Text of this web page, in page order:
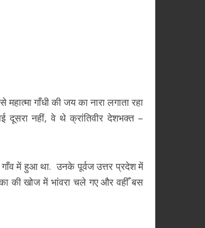
गाँधी की जय का नारा लगाता रहा
नहीं, वे थे क्रांतिवीर देशभक्त –
में हुआ था. उनके पूर्वज उत्तर प्रदेश में
की खोज में भांवरा चले गए और वहीँ बस